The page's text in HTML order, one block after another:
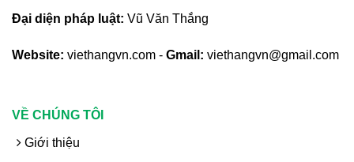
Đại diện pháp luật: Vũ Văn Thắng
Website: viethangvn.com - Gmail: viethangvn@gmail.com
VỀ CHÚNG TÔI
Giới thiệu